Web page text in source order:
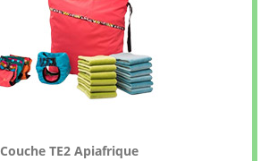
Couche TE2 Apiafrique